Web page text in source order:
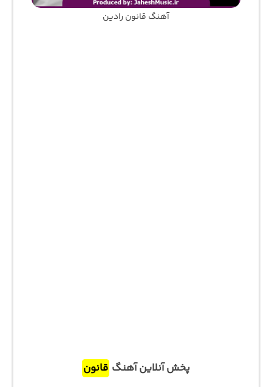
آهنگ قانون رادین
پخش آنلاین آهنگ قانون